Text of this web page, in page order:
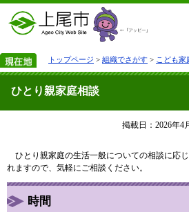
トップページ > 組織でさがす > こども家
ひとり親家庭相談
掲載日：2026年4
ひとり親家庭の生活一般についての相談に応
れますので、気軽にご相談ください。
時間